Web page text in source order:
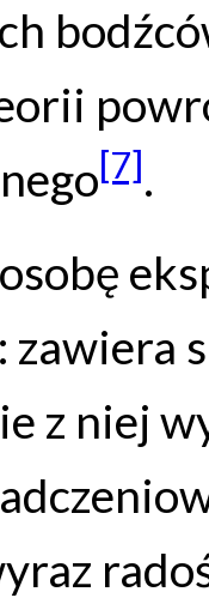
[7].
zawiera
z niej